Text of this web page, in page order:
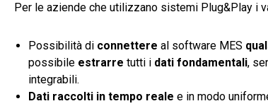
Per le aziende che utilizzano sistemi Plug&Play i
Possibilità di connettere al software MES
possibile estrarre tutti i dati fondamentali,
integrabili.
Dati raccolti in tempo reale e in modo